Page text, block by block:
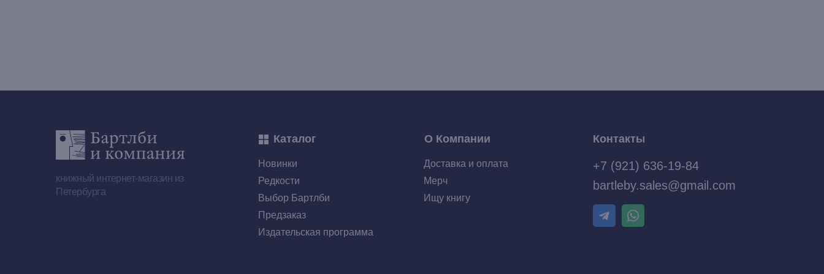
Контакты
книжный интернет-магазин из
Петербурга
+7 (921) 636-19-84
bartleby.sales@gmail.com
О Компании
Каталог
Ищу книгу
Мерч
Доставка и оплата
Предзаказ
Выбор Бартлби
Редкости
Новинки
Издательская программа